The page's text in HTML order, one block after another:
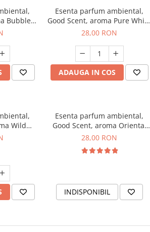
Bubble
Esenta parfum ambiental,
Good Scent, aroma Pure White
Musc, 20 g
28,00 RON
ADAUGA IN COS
Wild
Esenta parfum ambiental,
Good Scent, aroma Oriental
Amber, 20 g
28,00 RON
INDISPONIBIL